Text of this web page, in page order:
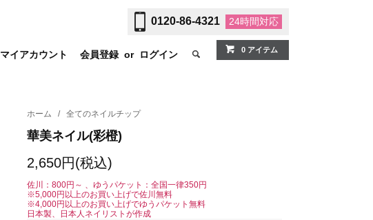
0120-86-4321 24時間対応
マイアカウント 会員登録 or ログイン 0 アイテム
ホーム / 全てのネイルチップ
華美ネイル(彩橙)
2,650円(税込)
佐川：800円～ 、ゆうパケット：全国一律350円
※5,000円以上のお買い上げで佐川無料
※4,000円以上のお買い上げでゆうパケット無料
日本製、日本人ネイリストが作成